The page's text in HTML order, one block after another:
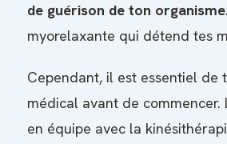
de guérison de ton organisme
myorelaxante qui détend tes
Cependant, il est essentiel de
médical avant de commencer.
en équipe avec la